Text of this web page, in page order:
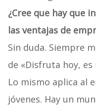
¿Cree que hay que
las ventajas de
Sin duda. Siempre
de «Disfruta hoy,
Lo mismo aplica al
jóvenes. Hay un